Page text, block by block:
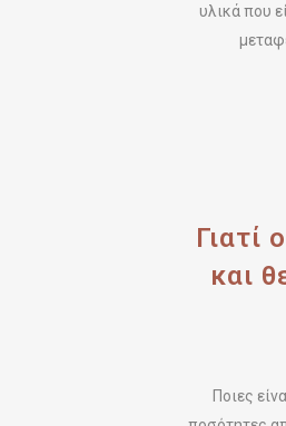
υλικά που
Γιατί
και
Ποιες